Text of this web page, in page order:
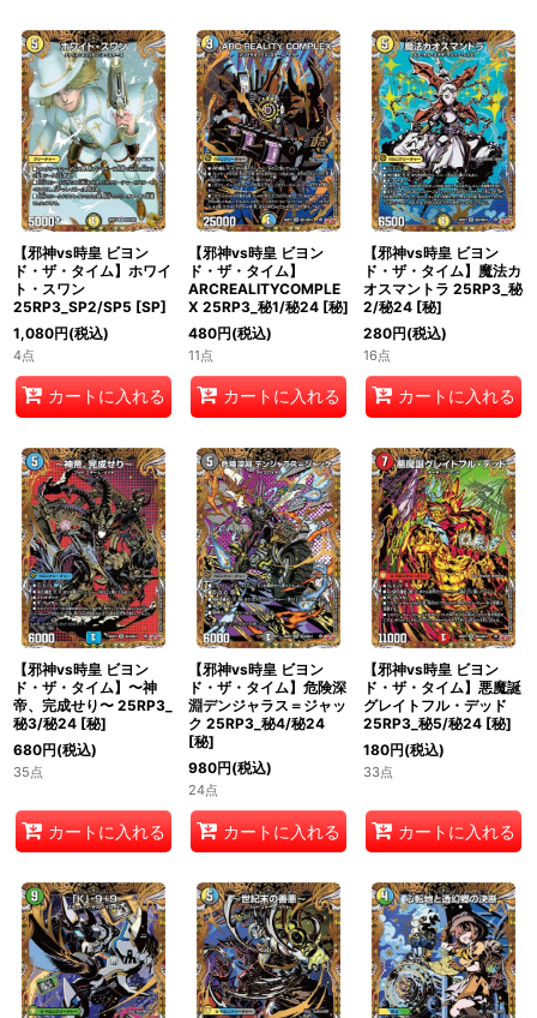
絞り込む
【邪神vs時皇 ビヨン
ド・ザ・タイム】ホワイ
ト・スワン
25RP3_SP2/SP5 [SP]
1,080円(税込)
4点
カートに入れる
【邪神vs時皇 ビヨン
ド・ザ・タイム】
ARCREALITYCOMPLE
X 25RP3_秘1/秘24 [秘]
480円(税込)
11点
カートに入れる
【邪神vs時皇 ビヨン
ド・ザ・タイム】魔法カ
オスマントラ 25RP3_秘
2/秘24 [秘]
280円(税込)
16点
カートに入れる
【邪神vs時皇 ビヨン
ド・ザ・タイム】〜神
帝、完成せり〜 25RP3_
秘3/秘24 [秘]
680円(税込)
35点
カートに入れる
【邪神vs時皇 ビヨン
ド・ザ・タイム】危険深
淵デンジャラス＝ジャッ
ク 25RP3_秘4/秘24
[秘]
980円(税込)
24点
カートに入れる
【邪神vs時皇 ビヨン
ド・ザ・タイム】悪魔誕
グレイトフル・デッド
25RP3_秘5/秘24 [秘]
180円(税込)
33点
カートに入れる